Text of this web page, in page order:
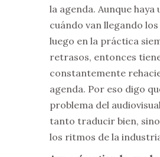
la agenda. Aunque haya
cuándo van llegando
luego en la práctica
retrasos, entonces
constantemente
agenda. Por eso digo
problema del
tanto traducir bien,
los ritmos de la